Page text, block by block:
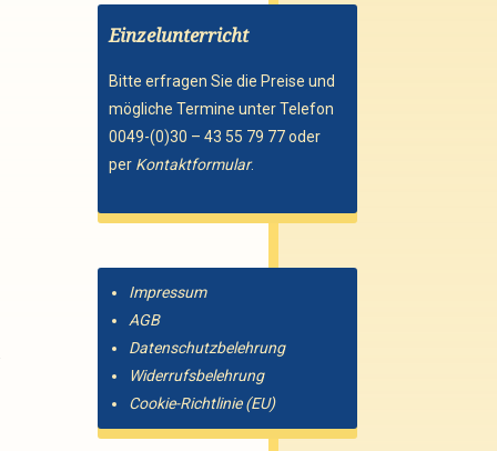
Einzelunterricht
Bitte erfragen Sie die Preise und
mögliche Termine unter Telefon
0049-(0)30 – 43 55 79 77 oder
per Kontaktformular.
Impressum
AGB
Datenschutzbelehrung
Widerrufsbelehrung
Cookie-Richtlinie (EU)